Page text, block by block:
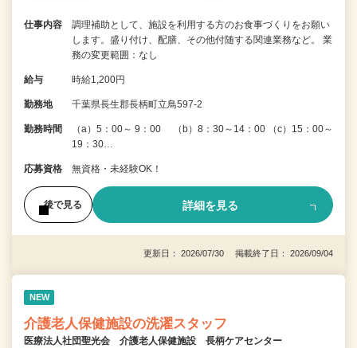
仕事内容
調理補助として、施設を利用する方のお食事づくりをお願い
します。盛り付け、配膳、その他付随する関連業務など。 業
務の変更範囲：なし
給与 時給1,200円
勤務地 千葉県長生郡長柄町立鳥597-2
勤務時間
（a）5：00～ 9：00 （b）8：30～14：00 （c）15：00～
19：30…
応募資格 無資格・未経験OK！
後で見る 詳細を見る
更新日： 2026/07/30 掲載終了日： 2026/09/04
NEW
介護老人保健施設の洗濯スタッフ
医療法人社団聖光会 介護老人保健施設 長柄ケアセンター